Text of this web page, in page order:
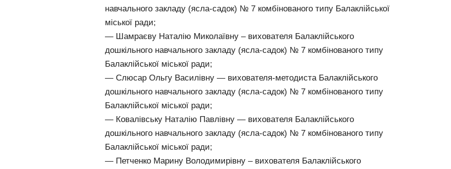
навчального закладу (ясла-садок) № 7 комбінованого типу Балаклійської
міської ради;
— Шамраєву Наталію Миколаївну – вихователя Балаклійського
дошкільного навчального закладу (ясла-садок) № 7 комбінованого типу
Балаклійської міської ради;
— Слюсар Ольгу Василівну — вихователя-методиста Балаклійського
дошкільного навчального закладу (ясла-садок) № 7 комбінованого типу
Балаклійської міської ради;
— Ковалівську Наталію Павлівну — вихователя Балаклійського
дошкільного навчального закладу (ясла-садок) № 7 комбінованого типу
Балаклійської міської ради;
— Петченко Марину Володимирівну – вихователя Балаклійського